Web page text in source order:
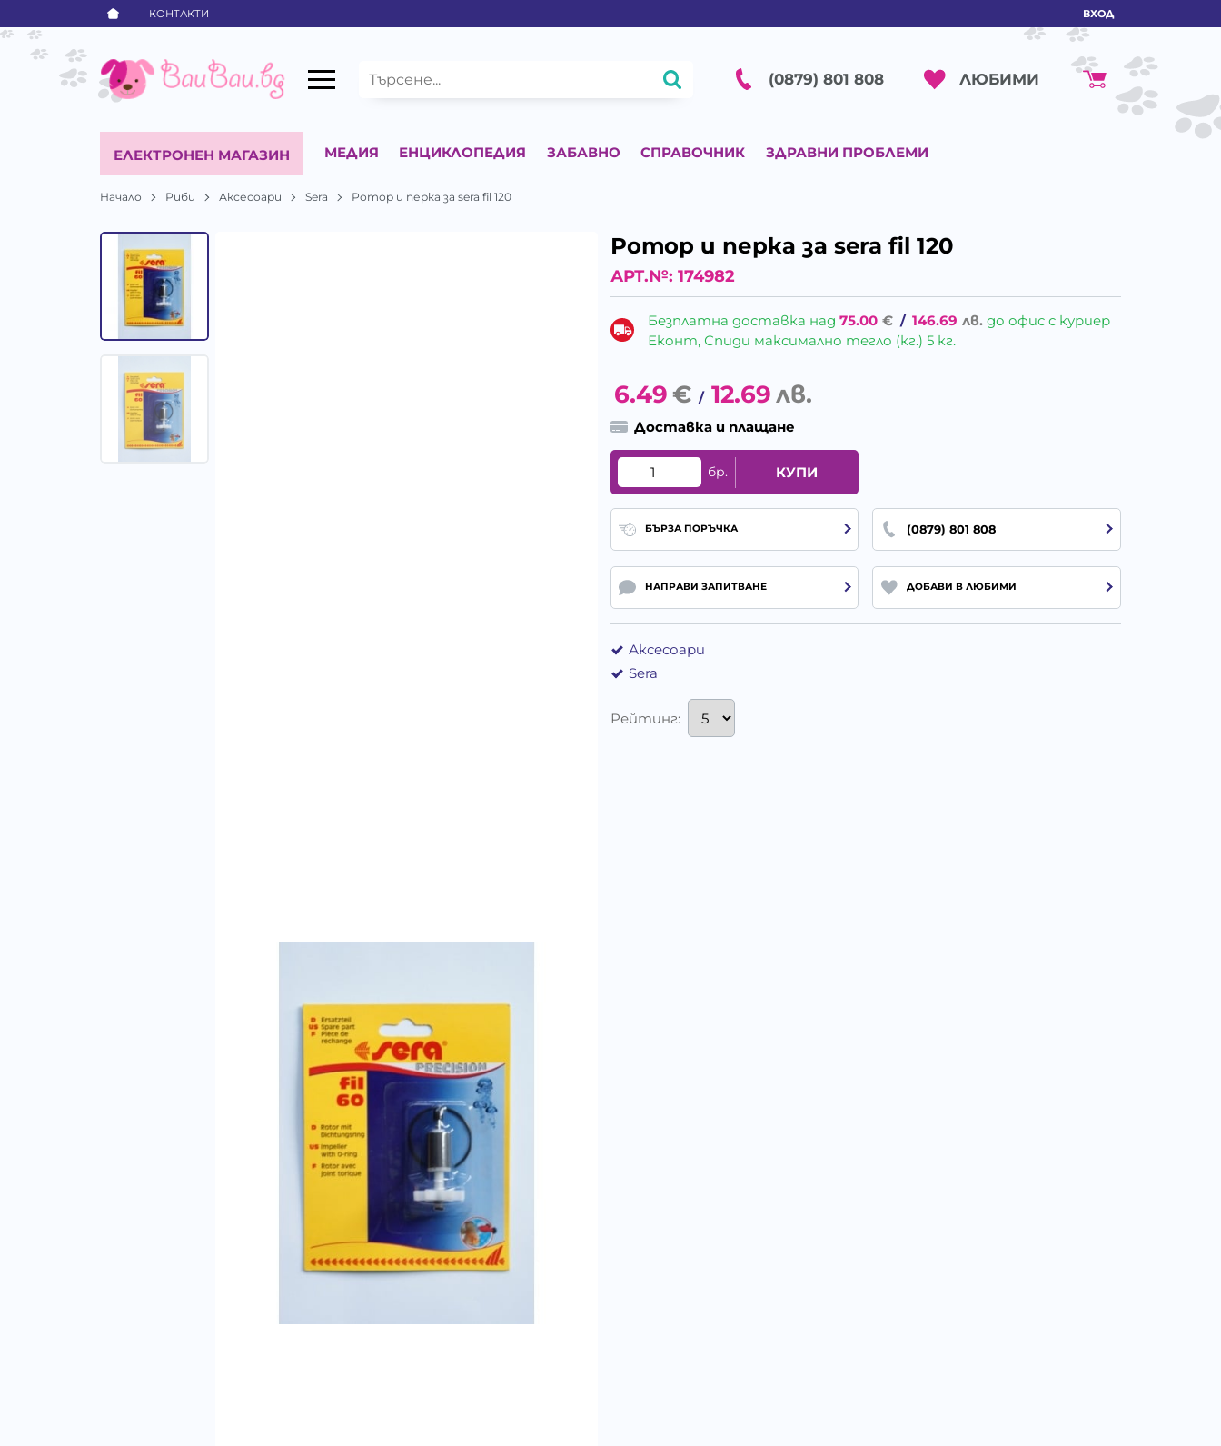
КОНТАКТИ ВХОД
(0879) 801 808 ЛЮБИМИ
ЕЛЕКТРОНЕН МАГАЗИН МЕДИЯ ЕНЦИКЛОПЕДИЯ ЗАБАВНО СПРАВОЧНИК ЗДРАВНИ ПРОБЛЕМИ
Начало Риби Аксесоари Sera Ротор и перка за sera fil 120
Ротор и перка за sera fil 120
АРТ.№: 174982
Безплатна доставка над75.00 € / 146.69 лв. до офис с куриер
Еконт, Спиди максимално тегло (кг.) 5 кг.
6.49€ / 12.69лв.
Доставка и плащане
бр. КУПИ
БЪРЗА ПОРЪЧКА (0879) 801 808
НАПРАВИ ЗАПИТВАНЕ ДОБАВИ В ЛЮБИМИ
Аксесоари
Sera
Рейтинг: